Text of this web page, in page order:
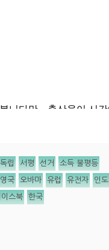
립 서평 선거 소득 불평등
영국 오바마 유럽 유전자 인도
스북 한국